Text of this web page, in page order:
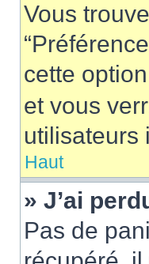
Vous
cette
et vous
utilisateurs
Haut
» J’ai
Pas de